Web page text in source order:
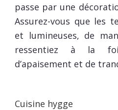
passe par une
Assurez-vous que les
et lumineuses, de
ressentiez à la
d’apaisement et de
Cuisine hygge